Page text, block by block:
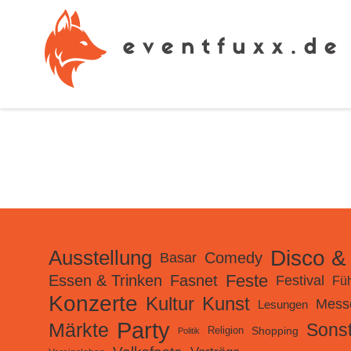
Ausstellung Basar Comedy Disco
Essen & Trinken Fasnet Feste Festival
Konzerte Kultur Kunst Lesungen
Märkte Party Politik Religion Shopping